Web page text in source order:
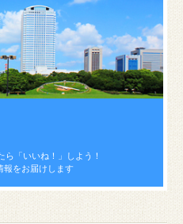
ら 「いいね！」しよう！
報をお届けします